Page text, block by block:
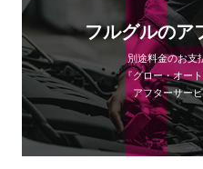
フルグルのア
別途料金のお支
『グロー・オー
アフターサービ